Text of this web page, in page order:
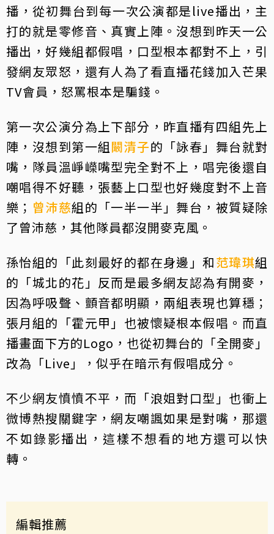
播，從初舞台到每一次公演都是live播出，主
打的就是零修音、真實上陣。沒想到昨天一公
播出，好幾組都假唱，口型根本都對不上，引
發網友眾怒，還有人為了看直播花錢加入芒果
TV會員，怒罵根本是騙錢。
第一次公演分為上下部分，昨直播有四組先上
陣，沒想到第一組闞清子的「詠春」舞台就對
嘴，隊員溫崢嶸嘴型完全對不上，唱完後還自
嘲唱得不好聽，張藝上口型也好幾度對不上音
樂； 曾沛慈組的「一半一半」舞台，被質疑除
了曾沛慈，其他隊員都沒開麥克風。
孫怡組的「此刻最好的都在身邊」和范瑋琪組
的「城北的花」反而是最多網友認為有開麥，
因為呼吸聲、顫音都明顯，兩組表現也算穩；
張月組的「霍元甲」也被懷疑根本假唱。而直
播畫面下方的Logo，也從初舞台的「全開麥」
改為「Live」，似乎在暗示有假唱成分。
不少網友憤憤不平，而「浪姐對口型」也衝上
微博熱搜關鍵字，網友嘲諷如果是對嘴，那還
不如錄影播出，這樣不想看的地方還可以快
轉。
編輯推薦